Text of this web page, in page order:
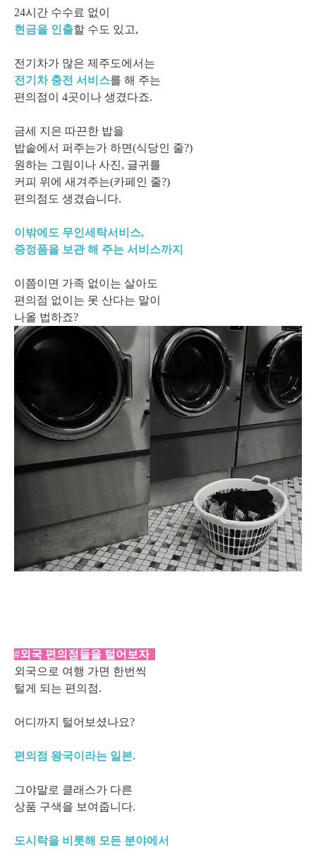
24시간 수수료 없이
현금을 인출할 수도 있고,
전기차가 많은 제주도에서는
전기차 충전 서비스를 해 주는
편의점이 4곳이나 생겼다죠.
금세 지은 따끈한 밥을
밥솥에서 퍼주는가 하면(식당인 줄?)
원하는 그림이나 사진, 글귀를
커피 위에 새겨주는(카페인 줄?)
편의점도 생겼습니다.
이밖에도 무인세탁서비스,
증정품을 보관 해 주는 서비스까지
이쯤이면 가족 없이는 살아도
편의점 없이는 못 산다는 말이
나올 법하죠?
#외국 편의점들을 털어보자
외국으로 여행 가면 한번씩
털게 되는 편의점.
어디까지 털어보셨나요?
편의점 왕국이라는 일본.
그야말로 클래스가 다른
상품 구색을 보여줍니다.
도시락을 비롯해 모든 분야에서